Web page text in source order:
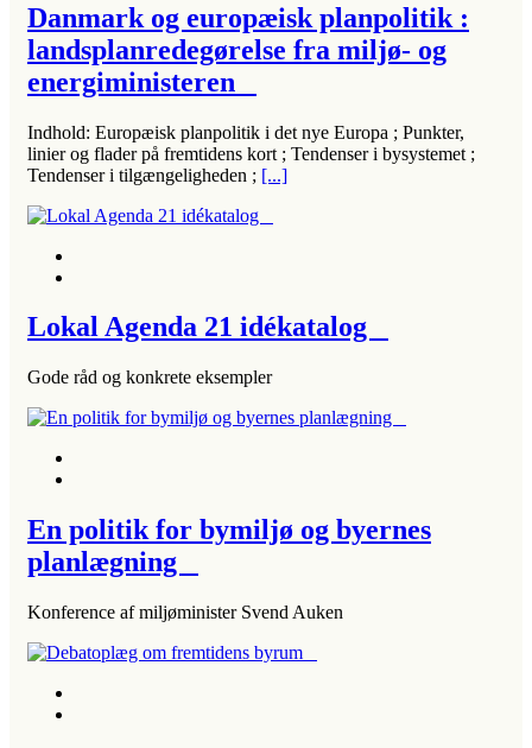
Danmark og europæisk planpolitik :
landsplanredegørelse fra miljø- og
energiministeren
Indhold: Europæisk planpolitik i det nye Europa ; Punkter,
linier og flader på fremtidens kort ; Tendenser i bysystemet ;
Tendenser i tilgængeligheden ; [...]
Lokal Agenda 21 idékatalog
Gode råd og konkrete eksempler
En politik for bymiljø og byernes
planlægning
Konference af miljøminister Svend Auken